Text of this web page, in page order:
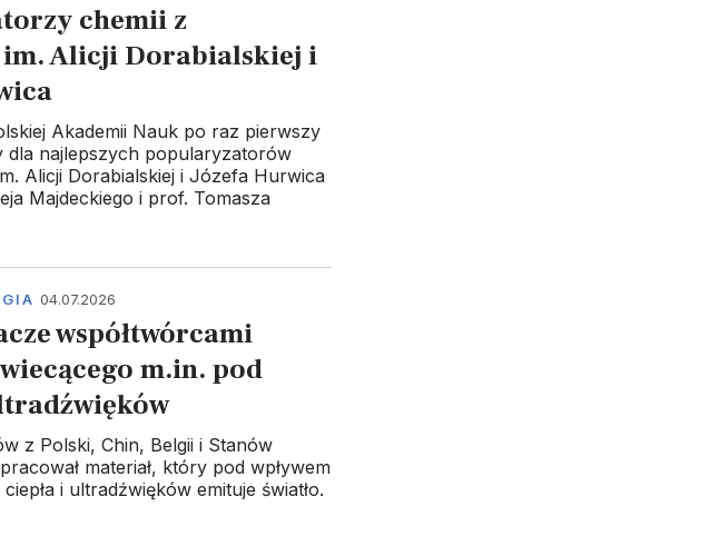
chemii z
Alicji Dorabialskiej i
Akademii Nauk po raz pierwszy
dla najlepszych popularyzatorów
Alicji Dorabialskiej i Józefa Hurwica
Majdeckiego i prof. Tomasza
04.07.2026
współtwórcami
m.in. pod
z Polski, Chin, Belgii i Stanów
materiał, który pod wpływem
i ultradźwięków emituje światło.